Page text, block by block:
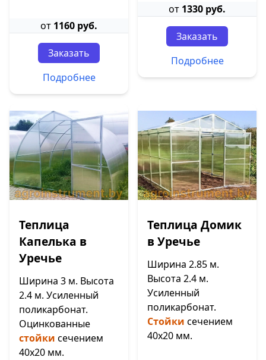
от 1160 руб.
Заказать
Подробнее
от 1330 руб.
Заказать
Подробнее
Теплица
Капелька в
Уречье
Ширина 3 м. Высота
2.4 м. Усиленный
поликарбонат.
Оцинкованные
стойки сечением
40х20 мм.
Теплица Домик
в Уречье
Ширина 2.85 м.
Высота 2.4 м.
Усиленный
поликарбонат.
Стойки сечением
40х20 мм.